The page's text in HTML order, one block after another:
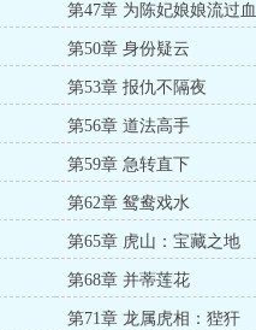
第47章 为陈妃娘娘流过血
第50章 身份疑云
第53章 报仇不隔夜
第56章 道法高手
第59章 急转直下
第62章 鸳鸯戏水
第65章 虎山：宝藏之地
第68章 并蒂莲花
第71章 龙属虎相：狴犴